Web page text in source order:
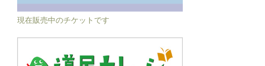
現在販売中のチケットです